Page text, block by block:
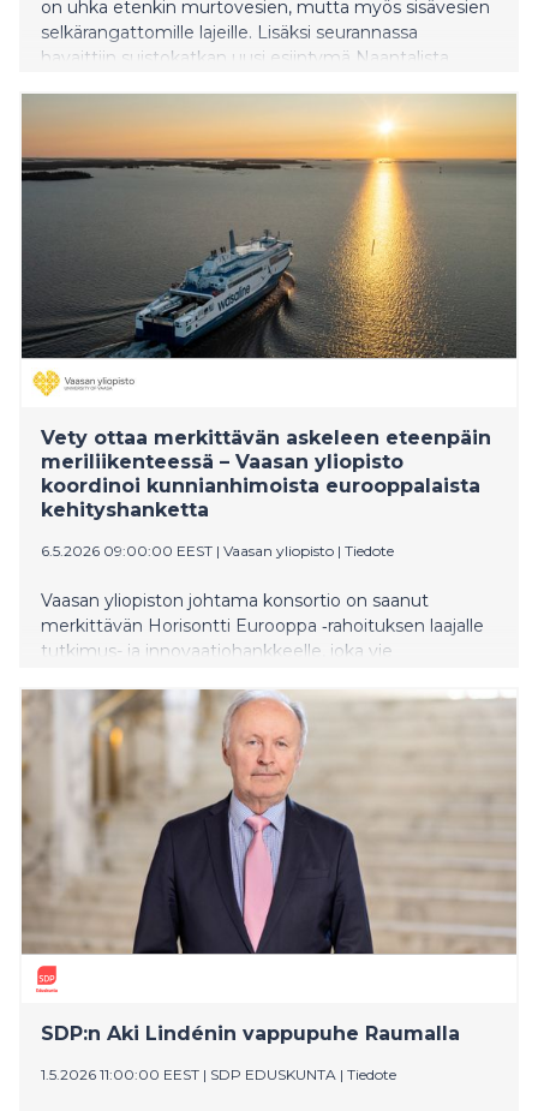
on uhka etenkin murtovesien, mutta myös sisävesien
selkärangattomille lajeille. Lisäksi seurannassa
havaittiin suistokatkan uusi esiintymä Naantalista.
Vety ottaa merkittävän askeleen eteenpäin
meriliikenteessä – Vaasan yliopisto
koordinoi kunnianhimoista eurooppalaista
kehityshanketta
6.5.2026 09:00:00 EEST | Vaasan yliopisto | Tiedote
Vaasan yliopiston johtama konsortio on saanut
merkittävän Horisontti Eurooppa ‑rahoituksen laajalle
tutkimus- ja innovaatiohankkeelle, joka vie
tulevaisuutta. H4PERION‑hanke – Hydrogen FOR
Performance Enhancement and Reliable Ice
OperatioN – esittelee ensimmäistä kertaa
käytännössä, miten suuri alus toimii vedylle
soveltuvalla polttomoottorilla. Tämä on merkittävä
edistysaskel puhtaiden meriliikenneteknologioiden
kehityksessä.
SDP:n Aki Lindénin vappupuhe Raumalla
1.5.2026 11:00:00 EEST | SDP EDUSKUNTA | Tiedote